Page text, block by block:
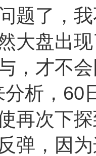
题了，
大盘出
，才不
析，60
再次下
弹，因